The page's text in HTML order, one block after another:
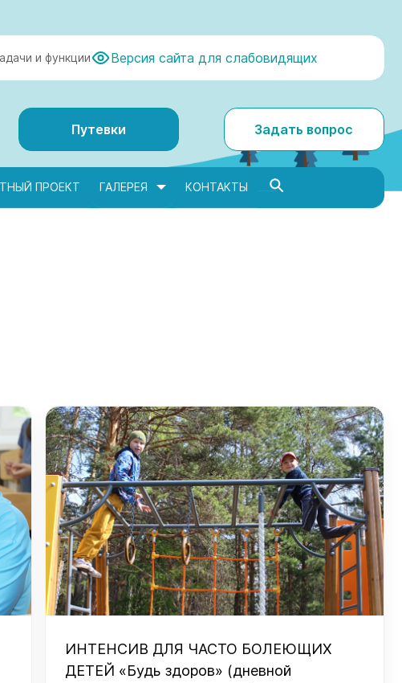
и функции Версия сайта для слабовидящих
Путевки Задать вопрос
ПРОЕКТ ГАЛЕРЕЯ КОНТАКТЫ
ИНТЕНСИВ ДЛЯ ЧАСТО БОЛЕЮЩИХ
ДЕТЕЙ «Будь здоров» (дневной